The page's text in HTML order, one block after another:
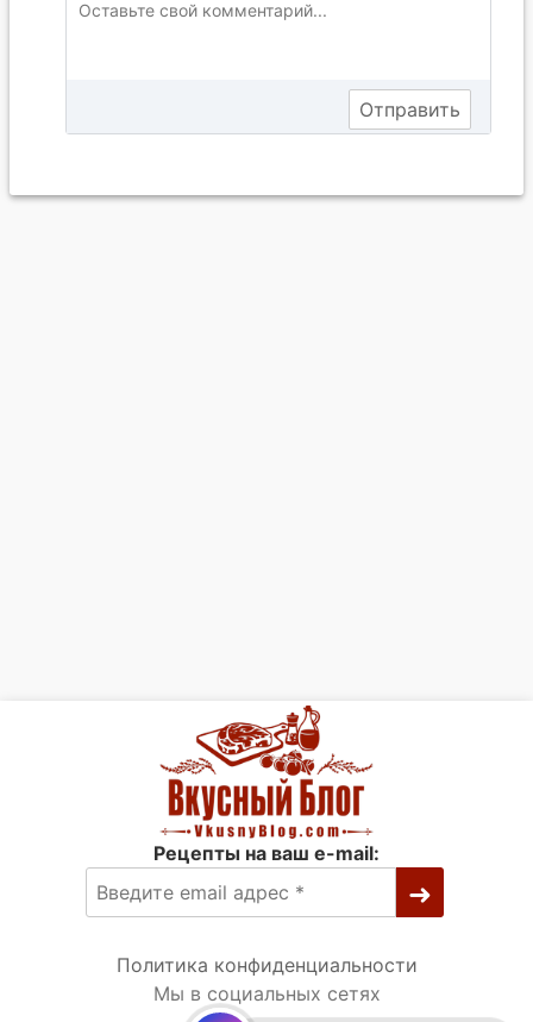
Рецепты на ваш e-mail:
Политика конфиденциальности
Мы в социальных сетях